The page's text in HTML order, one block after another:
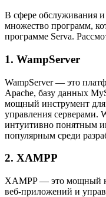
В сфере обслуживания и
множество программ,
программе Serva.
1. WampServer
WampServer — это
Apache, базу данных
мощный инструмент
управления серверами.
интуитивно понятным
популярным среди
2. XAMPP
XAMPP — это мощный
веб-приложений и